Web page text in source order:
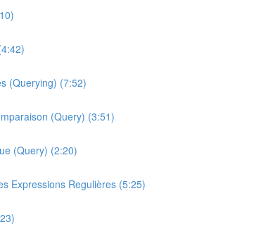
(Querying) (7:52)
(Query) (3:51)
(Query) (2:20)
Expressions Regulières (5:25)